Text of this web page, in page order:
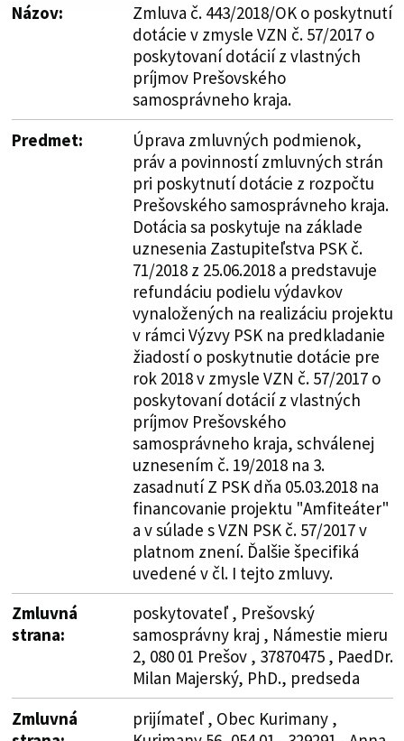
Názov:
Zmluva č. 443/2018/OK o poskytnutí
dotácie v zmysle VZN č. 57/2017 o
poskytovaní dotácií z vlastných
príjmov Prešovského
samosprávneho kraja.
Predmet:
Úprava zmluvných podmienok,
práv a povinností zmluvných strán
pri poskytnutí dotácie z rozpočtu
Prešovského samosprávneho kraja.
Dotácia sa poskytuje na základe
uznesenia Zastupiteľstva PSK č.
71/2018 z 25.06.2018 a predstavuje
refundáciu podielu výdavkov
vynaložených na realizáciu projektu
v rámci Výzvy PSK na predkladanie
žiadostí o poskytnutie dotácie pre
rok 2018 v zmysle VZN č. 57/2017 o
poskytovaní dotácií z vlastných
príjmov Prešovského
samosprávneho kraja, schválenej
uznesením č. 19/2018 na 3.
zasadnutí Z PSK dňa 05.03.2018 na
financovanie projektu "Amfiteáter"
a v súlade s VZN PSK č. 57/2017 v
platnom znení. Ďalšie špecifiká
uvedené v čl. I tejto zmluvy.
Zmluvná
strana:
poskytovateľ , Prešovský
samosprávny kraj , Námestie mieru
2, 080 01 Prešov , 37870475 , PaedDr.
Milan Majerský, PhD., predseda
Zmluvná
prijímateľ , Obec Kurimany ,